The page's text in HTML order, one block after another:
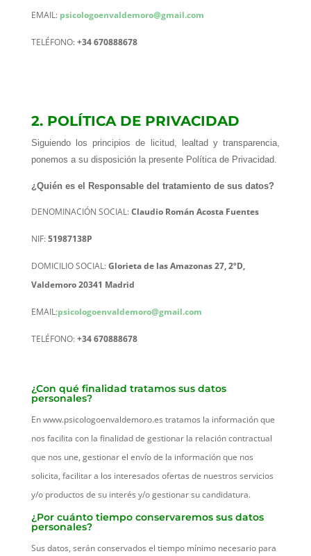
EMAIL: psicologoenvaldemoro@gmail.com
TELÉFONO:+34 670888678
2. POLÍTICA DE PRIVACIDAD
Siguiendo los principios de licitud, lealtad y transparencia,
ponemos a su disposición la presente Política de Privacidad.
¿Quién es el Responsable del tratamiento de sus datos?
DENOMINACIÓN SOCIAL:Claudio Román Acosta Fuentes
NIF:51987138P
DOMICILIO SOCIAL:Glorieta de las Amazonas 27, 2ºD,
Valdemoro 20341 Madrid
EMAIL:psicologoenvaldemoro@gmail.com
TELÉFONO:+34 670888678
¿Con qué finalidad tratamos sus datos
personales?
En www.psicologoenvaldemoro.es tratamos la información que
nos facilita con la finalidad de gestionar la relación contractual
que nos une, gestionar el envío de la información que nos
solicita, facilitar a los interesados ofertas de nuestros servicios
y/o productos de su interés y/o gestionar su candidatura.
¿Por cuánto tiempo conservaremos sus datos
personales?
Sus datos, serán conservados el tiempo mínimo necesario para